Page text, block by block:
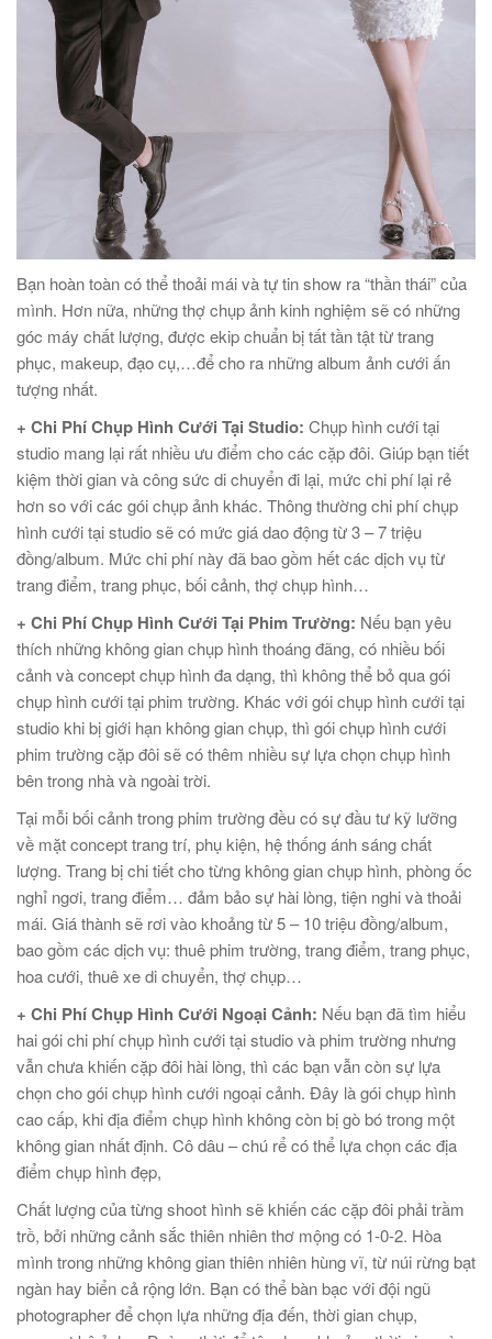
Bạn hoàn toàn có thể thoải mái và tự tin show ra “thần thái” của
mình. Hơn nữa, những thợ chụp ảnh kinh nghiệm sẽ có những
góc máy chất lượng, được ekip chuẩn bị tất tần tật từ trang
phục, makeup, đạo cụ,…để cho ra những album ảnh cưới ấn
tượng nhất.
+ Chi Phí Chụp Hình Cưới Tại Studio: Chụp hình cưới tại
studio mang lại rất nhiều ưu điểm cho các cặp đôi. Giúp bạn tiết
kiệm thời gian và công sức di chuyển đi lại, mức chi phí lại rẻ
hơn so với các gói chụp ảnh khác. Thông thường chi phí chụp
hình cưới tại studio sẽ có mức giá dao động từ 3 – 7 triệu
đồng/album. Mức chi phí này đã bao gồm hết các dịch vụ từ
trang điểm, trang phục, bối cảnh, thợ chụp hình…
+ Chi Phí Chụp Hình Cưới Tại Phim Trường: Nếu bạn yêu
thích những không gian chụp hình thoáng đãng, có nhiều bối
cảnh và concept chụp hình đa dạng, thì không thể bỏ qua gói
chụp hình cưới tại phim trường. Khác với gói chụp hình cưới tại
studio khi bị giới hạn không gian chụp, thì gói chụp hình cưới
phim trường cặp đôi sẽ có thêm nhiều sự lựa chọn chụp hình
bên trong nhà và ngoài trời.
Tại mỗi bối cảnh trong phim trường đều có sự đầu tư kỹ lưỡng
về mặt concept trang trí, phụ kiện, hệ thống ánh sáng chất
lượng. Trang bị chi tiết cho từng không gian chụp hình, phòng ốc
nghỉ ngơi, trang điểm… đảm bảo sự hài lòng, tiện nghi và thoải
mái. Giá thành sẽ rơi vào khoảng từ 5 – 10 triệu đồng/album,
bao gồm các dịch vụ: thuê phim trường, trang điểm, trang phục,
hoa cưới, thuê xe di chuyển, thợ chụp…
+ Chi Phí Chụp Hình Cưới Ngoại Cảnh: Nếu bạn đã tìm hiểu
hai gói chi phí chụp hình cưới tại studio và phim trường nhưng
vẫn chưa khiến cặp đôi hài lòng, thì các bạn vẫn còn sự lựa
chọn cho gói chụp hình cưới ngoại cảnh. Đây là gói chụp hình
cao cấp, khi địa điểm chụp hình không còn bị gò bó trong một
không gian nhất định. Cô dâu – chú rể có thể lựa chọn các địa
điểm chụp hình đẹp,
Chất lượng của từng shoot hình sẽ khiến các cặp đôi phải trầm
trồ, bởi những cảnh sắc thiên nhiên thơ mộng có 1-0-2. Hòa
mình trong những không gian thiên nhiên hùng vĩ, từ núi rừng bạt
ngàn hay biển cả rộng lớn. Bạn có thể bàn bạc với đội ngũ
photographer để chọn lựa những địa đến, thời gian chụp,